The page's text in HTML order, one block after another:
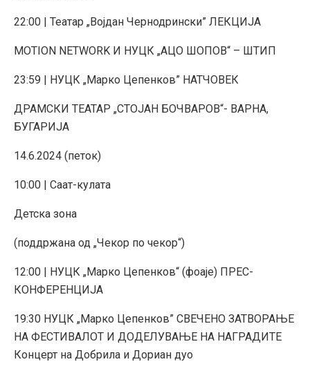
22:00 | Театар „Војдан Чернодрински” ЛЕКЦИЈА
MOTION NETWORK И НУЦК „АЦО ШОПОВ“ – ШТИП
23:59 | НУЦК „Марко Цепенков” НАТЧОВЕК
ДРАМСКИ ТЕАТАР „СТОЈАН БОЧВАРОВ“- ВАРНА,
БУГАРИЈА
14.6.2024 (петок)
10:00 | Саат-кулата
Детска зона
(поддржана од „Чекор по чекор“)
12:00 | НУЦК „Марко Цепенков“ (фоаје) ПРЕС-
КОНФЕРЕНЦИЈА
19:30 НУЦК „Марко Цепенков” СВЕЧЕНО ЗАТВОРАЊЕ
НА ФЕСТИВАЛОТ И ДОДЕЛУВАЊЕ НА НАГРАДИТЕ
Концерт на Добрила и Дориан дуо